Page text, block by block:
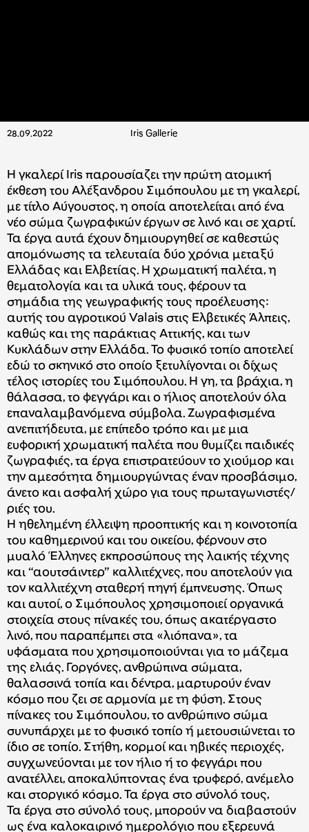
28.09.2022 Iris Gallerie
Η γκαλερί Iris παρουσίαζει την πρώτη ατομική
έκθεση του Αλέξανδρου Σιμόπουλου με τη γκαλερί,
με τίτλο Aύγουστος, η οποία αποτελείται από ένα
νέο σώμα ζωγραφικών έργων σε λινό και σε χαρτί.
Τα έργα αυτά έχουν δημιουργηθεί σε καθεστώς
απομόνωσης τα τελευταία δύο χρόνια μεταξύ
Ελλάδας και Ελβετίας. Η χρωματική παλέτα, η
θεματολογία και τα υλικά τους, φέρουν τα
σημάδια της γεωγραφικής τους προέλευσης:
αυτής του αγροτικού Valais στις Ελβετικές Άλπεις,
καθώς και της παράκτιας Αττικής, και των
Κυκλάδων στην Ελλάδα. Το φυσικό τοπίο αποτελεί
εδώ το σκηνικό στο οποίο ξετυλίγονται οι δίχως
τέλος ιστορίες του Σιμόπουλου. Η γη, τα βράχια, η
θάλασσα, το φεγγάρι και ο ήλιος αποτελούν όλα
επαναλαμβανόμενα σύμβολα. Ζωγραφισμένα
ανεπιτήδευτα, με επίπεδο τρόπο και με μια
ευφορική χρωματική παλέτα που θυμίζει παιδικές
ζωγραφιές, τα έργα επιστρατεύουν το χιούμορ και
την αμεσότητα δημιουργώντας έναν προσβάσιμο,
άνετο και ασφαλή χώρο για τους πρωταγωνιστές/
ριές του.
Η ηθελημένη έλλειψη προοπτικής και η κοινοτοπία
του καθημερινού και του οικείου, φέρνουν στο
μυαλό Έλληνες εκπροσώπους της λαικής τέχνης
και “αουτσάιντερ” καλλιτέχνες, που αποτελούν για
τον καλλιτέχνη σταθερή πηγή έμπνευσης. Όπως
και αυτοί, ο Σιμόπουλος χρησιμοποιεί οργανικά
στοιχεία στους πίνακές του, όπως ακατέργαστο
λινό, που παραπέμπει στα «λιόπανα», τα
υφάσματα που χρησιμοποιούνται για το μάζεμα
της ελιάς. Γοργόνες, ανθρώπινα σώματα,
θαλασσινά τοπία και δέντρα, μαρτυρούν έναν
κόσμο που ζει σε αρμονία με τη φύση. Στους
πίνακες του Σιμόπουλου, το ανθρώπινο σώμα
συνυπάρχει με το φυσικό τοπίο ή μετουσιώνεται το
ίδιο σε τοπίο. Στήθη, κορμοί και ηβικές περιοχές,
συγχωνεύονται με τον ήλιο ή το φεγγάρι που
ανατέλλει, αποκαλύπτοντας ένα τρυφερό, ανέμελο
και στοργικό κόσμο. Τα έργα στο σύνολό τους,
Τα έργα στο σύνολό τους, μπορούν να διαβαστούν
ως ένα καλοκαιρινό ημερολόγιο που εξερευνά